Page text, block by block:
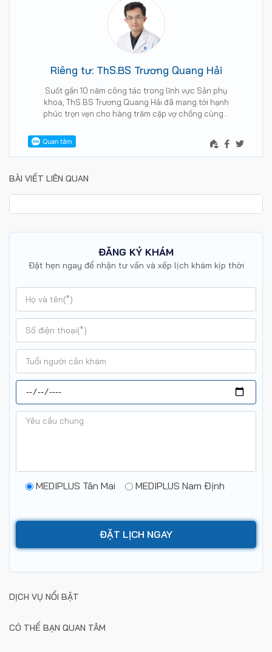
Riêng tư: ThS.BS Trương Quang Hải
Suốt gần 10 năm công tác trong lĩnh vực Sản phụ
khoa, ThS.BS Trương Quang Hải đã mang tới hạnh
phúc trọn vẹn cho hàng trăm cặp vợ chồng cùng…
BÀI VIẾT LIÊN QUAN
ĐĂNG KÝ KHÁM
Đặt hẹn ngay để nhận tư vấn và xếp lịch khám kịp thời
MEDIPLUS Tân Mai MEDIPLUS Nam Định
DỊCH VỤ NỔI BẬT
CÓ THỂ BẠN QUAN TÂM